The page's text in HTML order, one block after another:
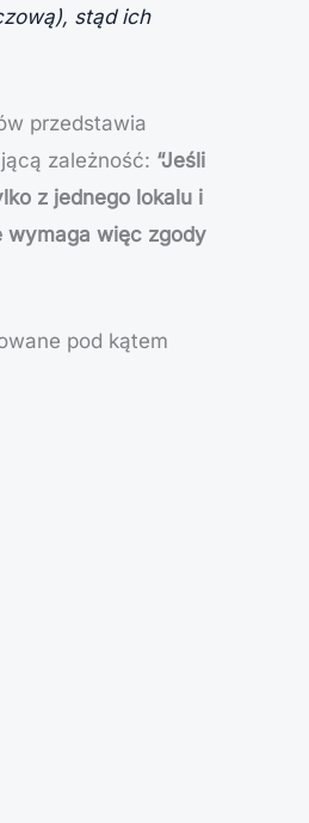
stąd ich
przedstawia
zależność: “Jeśli
z jednego lokalu i
wymaga więc zgody
pod kątem